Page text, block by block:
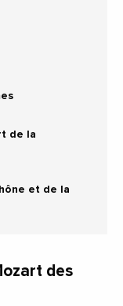
de la
et de la
des